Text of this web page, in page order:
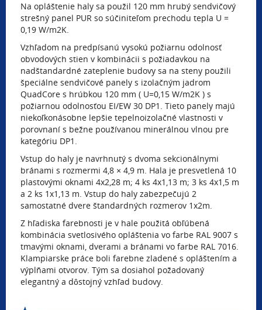
Na opláštenie haly sa použil 120 mm hrubý sendvičový
strešný panel PUR so súčiniteľom prechodu tepla U =
0,19 W/m2K.
Vzhľadom na predpísanú vysokú požiarnu odolnosť
obvodových stien v kombinácii s požiadavkou na
nadštandardné zateplenie budovy sa na steny použili
špeciálne sendvičové panely s izolačným jadrom
QuadCore s hrúbkou 120 mm ( U=0,15 W/m2K ) s
požiarnou odolnosťou EI/EW 30 DP1. Tieto panely majú
niekoľkonásobne lepšie tepelnoizolačné vlastnosti v
porovnaní s bežne používanou minerálnou vlnou pre
kategóriu DP1.
Vstup do haly je navrhnutý s dvoma sekcionálnymi
bránami s rozmermi 4,8 × 4,9 m. Hala je presvetlená 10
plastovými oknami 4x2,28 m; 4 ks 4x1,13 m; 3 ks 4x1,5 m
a 2 ks 1x1,13 m. Vstup do haly zabezpečujú 2
samostatné dvere štandardných rozmerov 1x2m.
Z hľadiska farebnosti je v hale použitá obľúbená
kombinácia svetlosivého opláštenia vo farbe RAL 9007 s
tmavými oknami, dverami a bránami vo farbe RAL 7016.
Klampiarske práce boli farebne zladené s opláštením a
výplňami otvorov. Tým sa dosiahol požadovaný
elegantný a dôstojný vzhľad budovy.